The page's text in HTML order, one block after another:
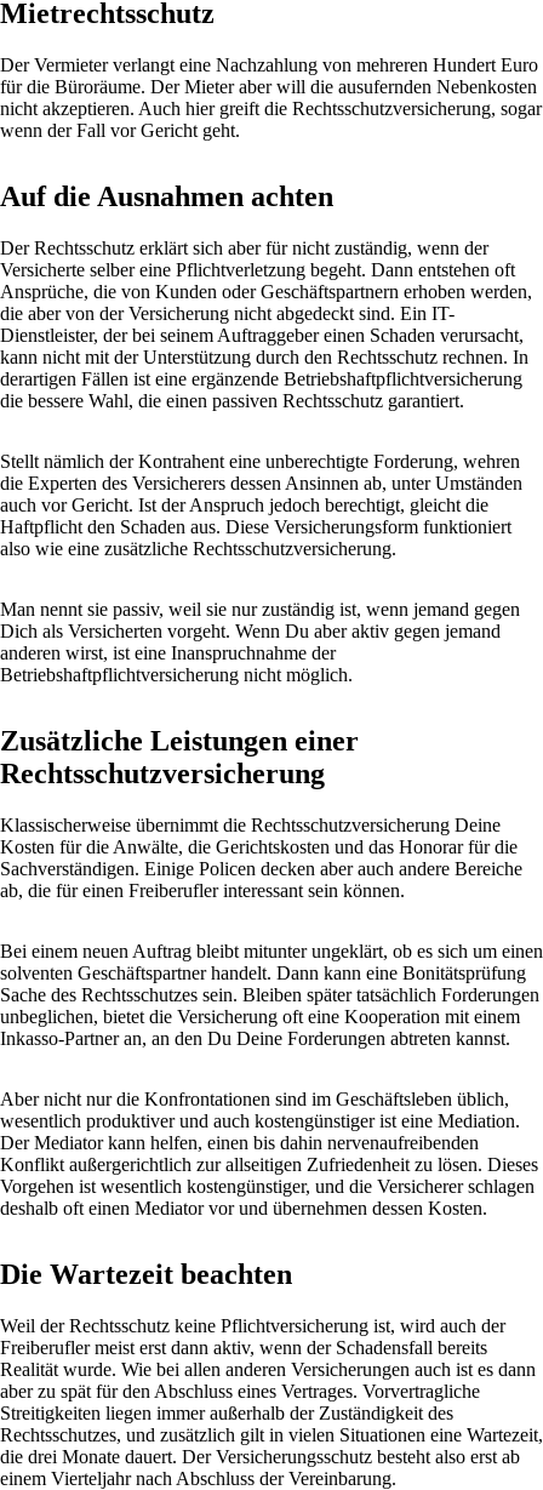
Mietrechtsschutz
Der Vermieter verlangt eine Nachzahlung von mehreren Hundert Euro
für die Büroräume. Der Mieter aber will die ausufernden Nebenkosten
nicht akzeptieren. Auch hier greift die Rechtsschutzversicherung, sogar
wenn der Fall vor Gericht geht.
Auf die Ausnahmen achten
Der Rechtsschutz erklärt sich aber für nicht zuständig, wenn der
Versicherte selber eine Pflichtverletzung begeht. Dann entstehen oft
Ansprüche, die von Kunden oder Geschäftspartnern erhoben werden,
die aber von der Versicherung nicht abgedeckt sind. Ein IT-
Dienstleister, der bei seinem Auftraggeber einen Schaden verursacht,
kann nicht mit der Unterstützung durch den Rechtsschutz rechnen. In
derartigen Fällen ist eine ergänzende Betriebshaftpflichtversicherung
die bessere Wahl, die einen passiven Rechtsschutz garantiert.
Stellt nämlich der Kontrahent eine unberechtigte Forderung, wehren
die Experten des Versicherers dessen Ansinnen ab, unter Umständen
auch vor Gericht. Ist der Anspruch jedoch berechtigt, gleicht die
Haftpflicht den Schaden aus. Diese Versicherungsform funktioniert
also wie eine zusätzliche Rechtsschutzversicherung.
Man nennt sie passiv, weil sie nur zuständig ist, wenn jemand gegen
Dich als Versicherten vorgeht. Wenn Du aber aktiv gegen jemand
anderen wirst, ist eine Inanspruchnahme der
Betriebshaftpflichtversicherung nicht möglich.
Zusätzliche Leistungen einer
Rechtsschutzversicherung
Klassischerweise übernimmt die Rechtsschutzversicherung Deine
Kosten für die Anwälte, die Gerichtskosten und das Honorar für die
Sachverständigen. Einige Policen decken aber auch andere Bereiche
ab, die für einen Freiberufler interessant sein können.
Bei einem neuen Auftrag bleibt mitunter ungeklärt, ob es sich um einen
solventen Geschäftspartner handelt. Dann kann eine Bonitätsprüfung
Sache des Rechtsschutzes sein. Bleiben später tatsächlich Forderungen
unbeglichen, bietet die Versicherung oft eine Kooperation mit einem
Inkasso-Partner an, an den Du Deine Forderungen abtreten kannst.
Aber nicht nur die Konfrontationen sind im Geschäftsleben üblich,
wesentlich produktiver und auch kostengünstiger ist eine Mediation.
Der Mediator kann helfen, einen bis dahin nervenaufreibenden
Konflikt außergerichtlich zur allseitigen Zufriedenheit zu lösen. Dieses
Vorgehen ist wesentlich kostengünstiger, und die Versicherer schlagen
deshalb oft einen Mediator vor und übernehmen dessen Kosten.
Die Wartezeit beachten
Weil der Rechtsschutz keine Pflichtversicherung ist, wird auch der
Freiberufler meist erst dann aktiv, wenn der Schadensfall bereits
Realität wurde. Wie bei allen anderen Versicherungen auch ist es dann
aber zu spät für den Abschluss eines Vertrages. Vorvertragliche
Streitigkeiten liegen immer außerhalb der Zuständigkeit des
Rechtsschutzes, und zusätzlich gilt in vielen Situationen eine Wartezeit,
die drei Monate dauert. Der Versicherungsschutz besteht also erst ab
einem Vierteljahr nach Abschluss der Vereinbarung.